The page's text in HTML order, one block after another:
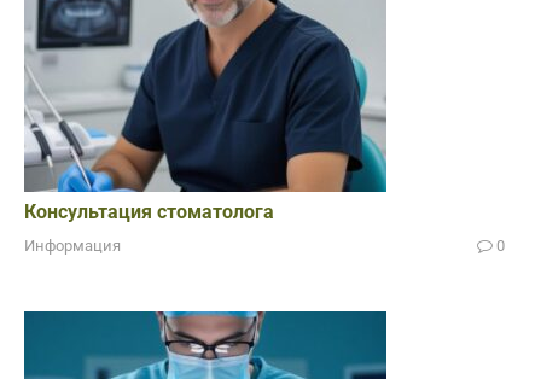
Консультация стоматолога
Информация 0